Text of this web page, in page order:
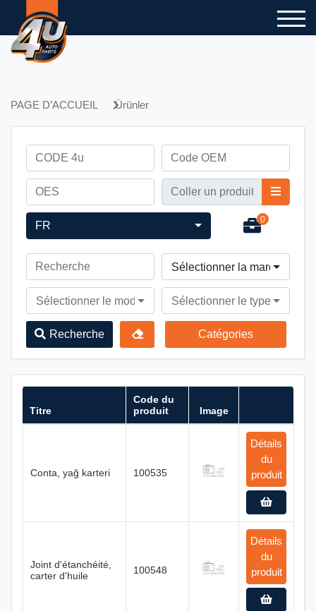
PAGE D’ACCUEIL Ürünler
FR 0
Sélectionner la marque du
Sélectionner le modèle du véhiculeSélectionner le type du
Recherche Catégories
Titre
Code du
produit
Image
Conta, yağ karteri 100535
Détails
du
produit
Joint d'étanchéité,
carter d'huile
100548
Détails
du
produit